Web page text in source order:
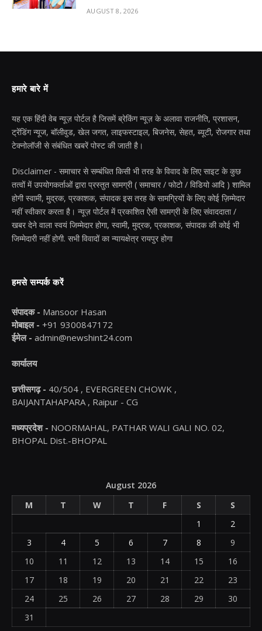
AUGUST 8, 2026
हमारे बारे में
यह एक हिंदी वेब न्यूज़ पोर्टल है जिसमें ब्रेकिंग न्यूज़ के अलावा राजनीति, प्रशासन,
ट्रेंडिंग न्यूज, बॉलीवुड, खेल जगत, लाइफस्टाइल, बिजनेस, सेहत, ब्यूटी, रोजगार तथा
टेक्नोलॉजी से संबंधित खबरें पोस्ट की जाती है।
Disclaimer - समाचार से सम्बंधित किसी भी तरह के विवाद के लिए साइट के कुछ
तत्वों में उपयोगकर्ताओं द्वारा प्रस्तुत सामग्री ( समाचार / फोटो / विडियो आदि ) शामिल
होगी स्वामी, मुद्रक, प्रकाशक, संपादक इस तरह के सामग्रियों के लिए कोई ज़िम्मेदार
नहीं स्वीकार करता है। न्यूज़ पोर्टल में प्रकाशित ऐसी सामग्री के लिए संवाददाता /
खबर देने वाला स्वयं जिम्मेदार होगा, स्वामी, मुद्रक, प्रकाशक, संपादक की कोई भी
जिम्मेदारी नहीं होगी. सभी विवादों का न्यायक्षेत्र रायपुर होगा
हमसे सम्पर्क करें
संपादक - Mansoor Hasan
मोबाइल - +91 9300847172
ईमेल - admin@newshint24.com
कार्यालय
छत्तीसगढ़ - 40/504 , EVERGREEN CHOWK ,
BAIJANTAHAPARA , Raipur - CG
मध्यप्रदेश - NOORMAHAL, PATHAR WALI GALI NO. 02,
BHOPAL Dist.-BHOPAL
August 2026
M
T W T F S
S
1
2
3
4 5 6 7 8
9
10
11 12 13 14 15
16
17
18 19 20 21 22
23
24
25 26 27 28 29
30
31